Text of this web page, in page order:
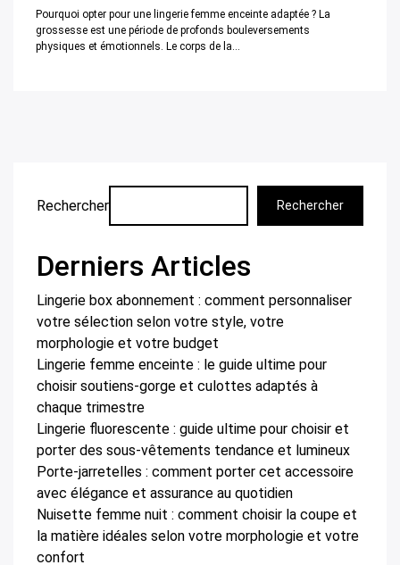
Pourquoi opter pour une lingerie femme enceinte adaptée ? La
grossesse est une période de profonds bouleversements
physiques et émotionnels. Le corps de la...
Rechercher Rechercher
Derniers Articles
Lingerie box abonnement : comment personnaliser
votre sélection selon votre style, votre
morphologie et votre budget
Lingerie femme enceinte : le guide ultime pour
choisir soutiens-gorge et culottes adaptés à
chaque trimestre
Lingerie fluorescente : guide ultime pour choisir et
porter des sous-vêtements tendance et lumineux
Porte-jarretelles : comment porter cet accessoire
avec élégance et assurance au quotidien
Nuisette femme nuit : comment choisir la coupe et
la matière idéales selon votre morphologie et votre
confort